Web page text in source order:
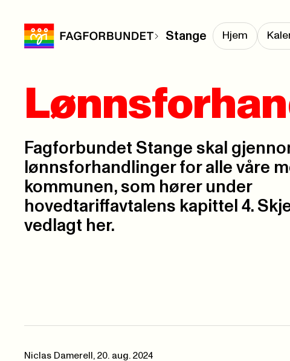
Stange Hjem
Fagforbundet Stange skal
lønnsforhandlinger for alle våre
kommunen, som hører under
hovedtariffavtalens kapittel 4.
vedlagt her.
Niclas Damerell , 20. aug. 2024